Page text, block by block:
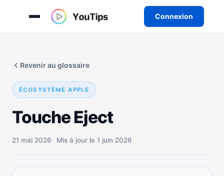
Connexion
contenu
ÉCOSYSTÈME APPLE
Touche Eject
Revenir au glossaire
21 mai 2026 Mis à jour le 1 juin 2026